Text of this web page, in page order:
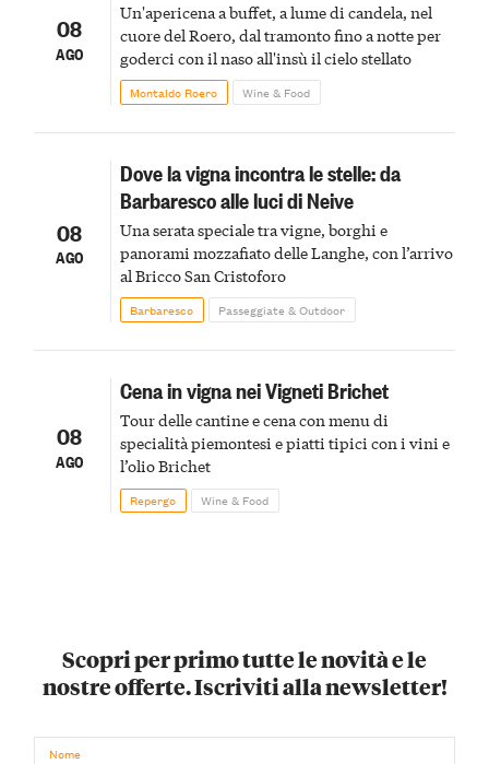
08
AGO
Un'apericena a buffet, a lume di candela, nel
cuore del Roero, dal tramonto fino a notte per
goderci con il naso all'insù il cielo stellato
Montaldo Roero Wine & Food
08
AGO
Dove la vigna incontra le stelle: da
Barbaresco alle luci di Neive
Una serata speciale tra vigne, borghi e
panorami mozzafiato delle Langhe, con l’arrivo
al Bricco San Cristoforo
Barbaresco Passeggiate & Outdoor
08
AGO
Cena in vigna nei Vigneti Brichet
Tour delle cantine e cena con menu di
specialità piemontesi e piatti tipici con i vini e
l’olio Brichet
Repergo Wine & Food
Scopri per primo tutte le novità e le
nostre offerte. Iscriviti alla newsletter!
Nome